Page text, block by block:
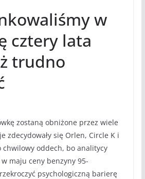
w
cztery lata
trudno
zostaną obniżone przez wiele
zdecydowały się Orlen, Circle K i
chwilowy oddech, bo analitycy
maju ceny benzyny 95-
psychologiczną barierę